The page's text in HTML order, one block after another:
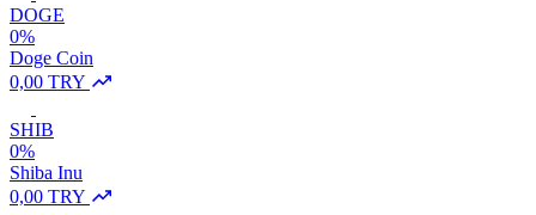
DOGE
0%
Doge Coin
0,00 TRY
SHIB
0%
Shiba Inu
0,00 TRY